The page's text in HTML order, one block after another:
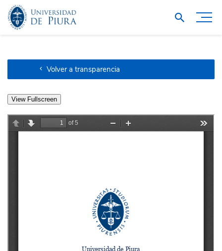
Volver a transparencia
View Fullscreen